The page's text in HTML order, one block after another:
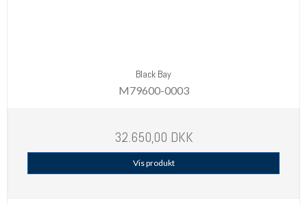
Black Bay
M79600-0003
32.650,00 DKK
Vis produkt